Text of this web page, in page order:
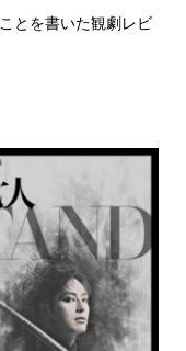
とを書いた観劇レビ